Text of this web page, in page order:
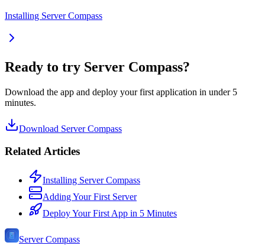
Installing Server Compass
Ready to try Server Compass?
Download the app and deploy your first application in under 5
minutes.
Download Server Compass
Related Articles
Installing Server Compass
Adding Your First Server
Deploy Your First App in 5 Minutes
Server Compass